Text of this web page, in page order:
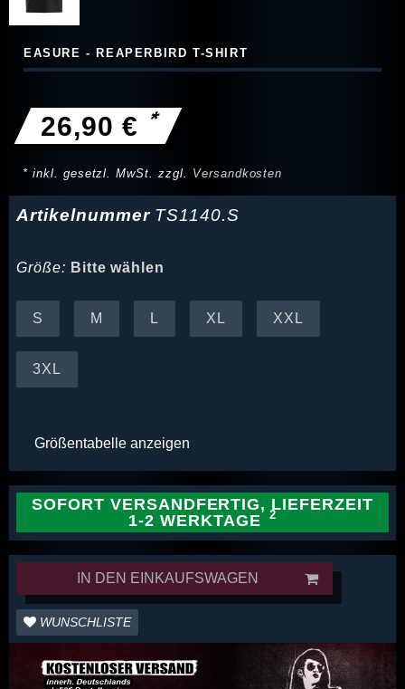
EASURE - REAPERBIRD T-SHIRT
26,90 € *
* inkl. gesetzl. MwSt. zzgl. Versandkosten
Artikelnummer TS1140.S
Größe: Bitte wählen
S M L XL XXL
3XL
Größentabelle anzeigen
SOFORT VERSANDFERTIG, LIEFERZEIT
1-2 WERKTAGE
IN DEN EINKAUFSWAGEN
WUNSCHLISTE